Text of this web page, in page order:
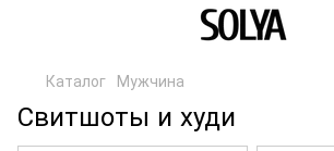
Каталог Мужчина
Свитшоты и худи